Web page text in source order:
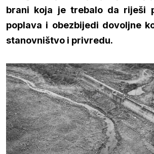
brani koja je trebalo da riješi
poplava i obezbijedi dovoljne
stanovništvo i privredu.